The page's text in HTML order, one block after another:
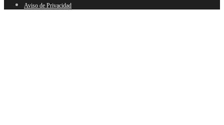
Aviso de Privacidad